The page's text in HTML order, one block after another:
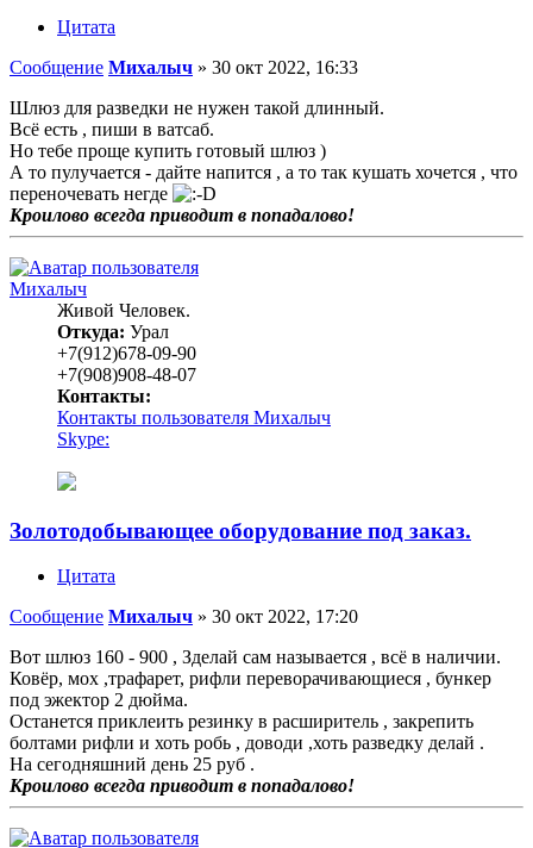
Цитата
Сообщение Михалыч » 30 окт 2022, 16:33
Шлюз для разведки не нужен такой длинный.
Всё есть , пиши в ватсаб.
Но тебе проще купить готовый шлюз )
А то пулучается - дайте напится , а то так кушать хочется , что
переночевать негде
Кроилово всегда приводит в попадалово!
Михалыч
Живой Человек.
Откуда: Урал
+7(912)678-09-90
+7(908)908-48-07
Контакты:
Контакты пользователя Михалыч
Skype:
Золотодобывающее оборудование под заказ.
Цитата
Сообщение Михалыч » 30 окт 2022, 17:20
Вот шлюз 160 - 900 , Зделай сам называется , всё в наличии.
Ковёр, мох ,трафарет, рифли переворачивающиеся , бункер
под эжектор 2 дюйма.
Останется приклеить резинку в расширитель , закрепить
болтами рифли и хоть робь , доводи ,хоть разведку делай .
На сегодняшний день 25 руб .
Кроилово всегда приводит в попадалово!